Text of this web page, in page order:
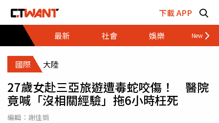
下載 APP
最新
社會 娛樂 財經
國際 大陸
27歲女赴三亞旅遊遭毒蛇咬傷！ 醫院
竟喊「沒相關經驗」拖6小時枉死
編輯： 謝佳娟